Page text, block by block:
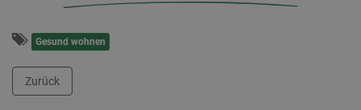
Gesund wohnen
Zurück